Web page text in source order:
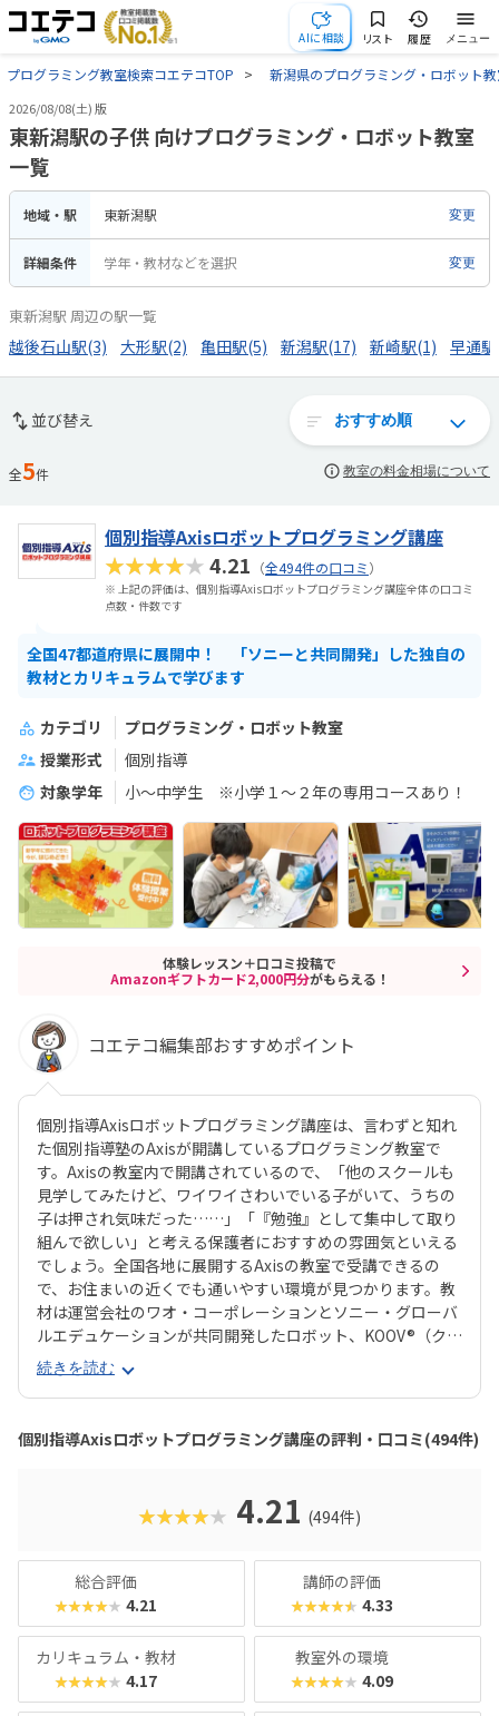
AIに相談 リスト 履歴 メニュー
プログラミング教室検索コエテコTOP 新潟県のプログラミング・ロボット
2026/08/08(土) 版
東新潟駅の子供 向けプログラミング・ロボット教室
一覧
地域・駅 東新潟駅 変更
詳細条件 学年・教材などを選択 変更
東新潟駅 周辺の駅一覧
越後石山駅(3) 大形駅(2) 亀田駅(5) 新潟駅(17) 新崎駅(1) 早通
並び替え
全5件 教室の料金相場について
個別指導Axisロボットプログラミング講座
★★★★★4.21 （全494件の口コミ）
※ 上記の評価は、個別指導Axisロボットプログラミング講座全体の口コミ
点数・件数です
全国47都道府県に展開中！ 「ソニーと共同開発」した独自の
教材とカリキュラムで学びます
カテゴリ
プログラミング・ロボット教室
授業形式
個別指導
対象学年
小～中学生 ※小学１～２年の専用コースあり！
体験レッスン＋口コミ投稿で
Amazonギフトカード2,000円分がもらえる！
コエテコ編集部おすすめポイント
個別指導Axisロボットプログラミング講座は、言わずと知れ
た個別指導塾のAxisが開講しているプログラミング教室で
す。Axisの教室内で開講されているので、「他のスクールも
見学してみたけど、ワイワイさわいでいる子がいて、うちの
子は押され気味だった……」「『勉強』として集中して取り
組んで欲しい」と考える保護者におすすめの雰囲気といえる
でしょう。全国各地に展開するAxisの教室で受講できるの
で、お住まいの近くでも通いやすい環境が見つかります。教
材は運営会社のワオ・コーポレーションとソニー・グローバ
ルエデュケーションが共同開発したロボット、KOOV®︎（クー
ブ）。半透明のカラフルなブロックを組み合わせながらロボ
ットを組み立てていくので、女の子にも人気が高いのがポイ
ント。ロボットが好きな子はもちろん、色彩感覚に優れる子
からも評判の教材です。さらに、高学年からはエンジニアも
使う本格的なプログラミング言語「Python（パイソン）」
りのとっつきやすい見た目から入って、実践レベルの内容が
学べると好評です。授業料が比較的お手頃価格なのもポイン
月2回）、レギュラーコースは8,800円＋教材費2,640円＋テ
キスト費2,860円（80分×月2回）、マスターコースは11,00
0円＋教材費2,640円＋テキスト費2,860円（80分×月2
回）。年に1度のテキスト費以外、追加料金もかかりませ
ん。明確な料金体系と通いやすさ、ある程度「勉強」の雰囲
気を重視する方におすすめのスクールです。
続きを読む
個別指導Axisロボットプログラミング講座の評判・口コミ(494件)
★★★★★ 4.21 (494件)
総合評価
★★★★★ 4.21
講師の評価
★★★★★ 4.33
カリキュラム・教材
★★★★★ 4.17
教室外の環境
★★★★★ 4.09